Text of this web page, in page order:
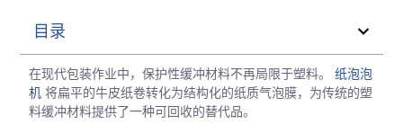
目录
在现代包装作业中，保护性缓冲材料不再局限于塑料。纸泡泡
机 将扁平的牛皮纸卷转化为结构化的纸质气泡膜，为传统的塑
料缓冲材料提供了一种可回收的替代品。